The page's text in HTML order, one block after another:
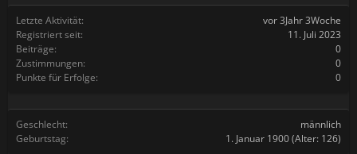
Letzte Aktivität:
vor 3Jahr 3Woche
Registriert seit:
11. Juli 2023
Beiträge:
0
Zustimmungen:
0
Punkte für Erfolge:
0
Geschlecht:
männlich
Geburtstag:
1. Januar 1900(Alter: 126)